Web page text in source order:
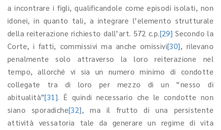
a incontrare i figli, qualificandole come episodi isolati, non
idonei, in quanto tali, a integrare l’elemento strutturale
della reiterazione richiesto dall’art. 572 c.p.[29] Secondo la
Corte, i fatti, commissivi ma anche omissivi[30], rilevano
penalmente solo attraverso la loro reiterazione nel
tempo, allorché vi sia un numero minimo di condotte
collegate tra di loro per mezzo di un “nesso di
abitualità”[31]. È quindi necessario che le condotte non
siano sporadiche[32], ma il frutto di una persistente
attività vessatoria tale da generare un regime di vita